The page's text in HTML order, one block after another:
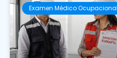
Examen Médico Ocupacional